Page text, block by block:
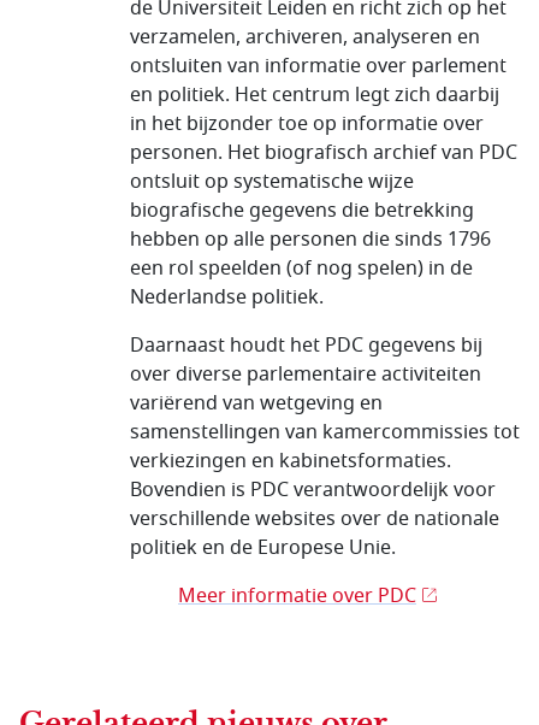
de Universiteit Leiden en richt zich op het
verzamelen, archiveren, analyseren en
ontsluiten van informatie over parlement
en politiek. Het centrum legt zich daarbij
in het bijzonder toe op informatie over
personen. Het biografisch archief van PDC
ontsluit op systematische wijze
biografische gegevens die betrekking
hebben op alle personen die sinds 1796
een rol speelden (of nog spelen) in de
Nederlandse politiek.
Daarnaast houdt het PDC gegevens bij
over diverse parlementaire activiteiten
variërend van wetgeving en
samenstellingen van kamercommissies tot
verkiezingen en kabinetsformaties.
Bovendien is PDC verantwoordelijk voor
verschillende websites over de nationale
politiek en de Europese Unie.
Meer informatie over PDC